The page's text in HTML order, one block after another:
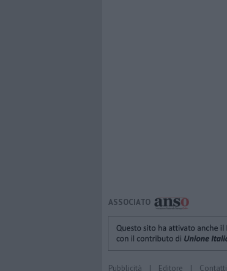
ASSOCIATO
Pubblicità | Editore | Contatti